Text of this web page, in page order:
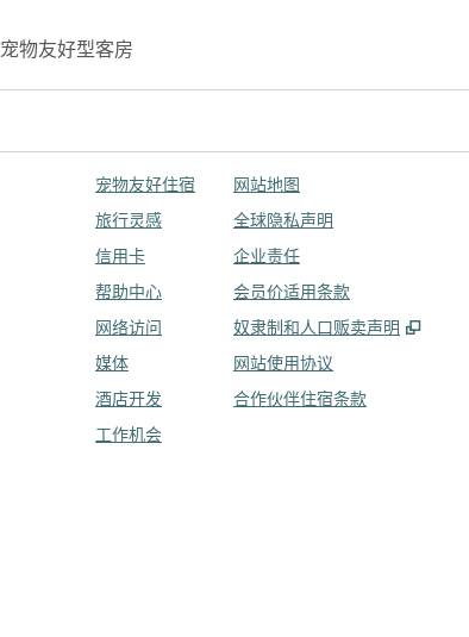
宠物友好型客房
宠物友好住宿
旅行灵感
信用卡
帮助中心
网络访问
媒体
酒店开发
工作机会
网站地图
全球隐私声明
企业责任
会员价适用条款
奴隶制和人口贩卖声明
,
网站使用协议
合作伙伴住宿条款